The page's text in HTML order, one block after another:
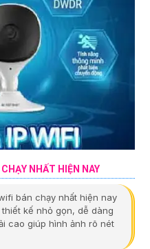
NHẤT HIỆN NAY
bán chạy nhất hiện nay
kế nhỏ gọn, dễ dàng
cao giúp hình ảnh rõ nét